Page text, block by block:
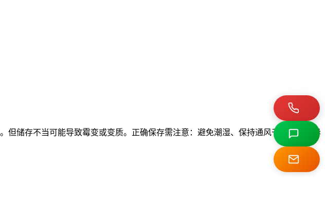
储存不当可能导致霉变或变质。正确保存需注意：避免潮湿、保持通风干燥、远离异